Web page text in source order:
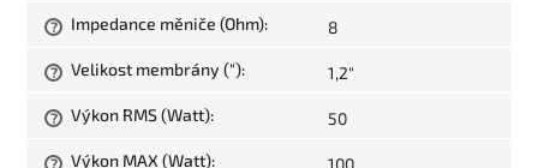
? Impedance měniče (Ohm): 8
? Velikost membrány ("): 1,2"
? Výkon RMS (Watt): 50
? Výkon MAX (Watt):